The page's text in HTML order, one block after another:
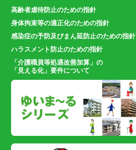
高齢者虐待防止のための指針
身体拘束等の適正化のための指針
感染症の予防及びまん延防止のための指針
ハラスメント防止のための指針
「介護職員等処遇改善加算」の
「見える化」要件について